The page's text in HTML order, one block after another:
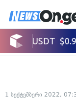
1 სექტემბერი 2022,